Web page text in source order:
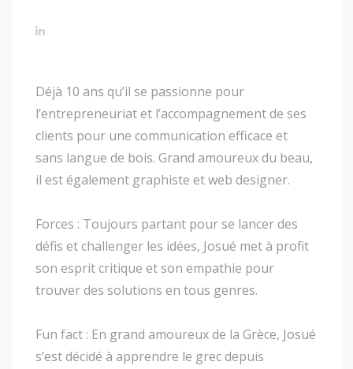
Déjà 10 ans qu’il se passionne pour
l’entrepreneuriat et l’accompagnement de ses
clients pour une communication efficace et
sans langue de bois. Grand amoureux du beau,
il est également graphiste et web designer.
Forces : Toujours partant pour se lancer des
défis et challenger les idées, Josué met à profit
son esprit critique et son empathie pour
trouver des solutions en tous genres.
Fun fact : En grand amoureux de la Grèce, Josué
s’est décidé à apprendre le grec depuis